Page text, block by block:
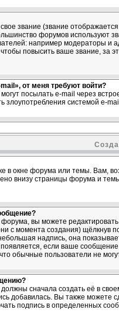
звание (звание
форумов используют
например модераторы и
повысить ваше звание, за
от меня требуют войти?
могут посылать e-mail через
злоупотребления системой e-
в окне форума или темы. Вам,
внизу страницы форума и
вы можете
с момента создания) щёлкнув
надпись, она
если ваше
обычные пользователи не
сначала создать её в
добавилась. Вы также можете
подпись в определенных